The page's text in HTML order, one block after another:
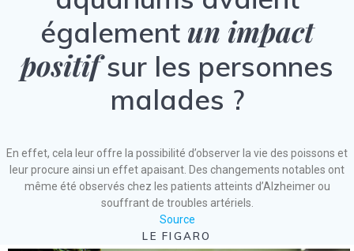
également un impact
positifsur les personnes
malades ?
En effet, cela leur offre la possibilité d’observer la vie des poissons et
leur procure ainsi un effet apaisant. Des changements notables ont
même été observés chez les patients atteints d’Alzheimer ou
souffrant de troubles artériels.
Source
LE FIGARO